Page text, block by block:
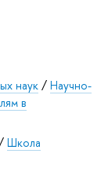
наук / Научно-
в
Школа